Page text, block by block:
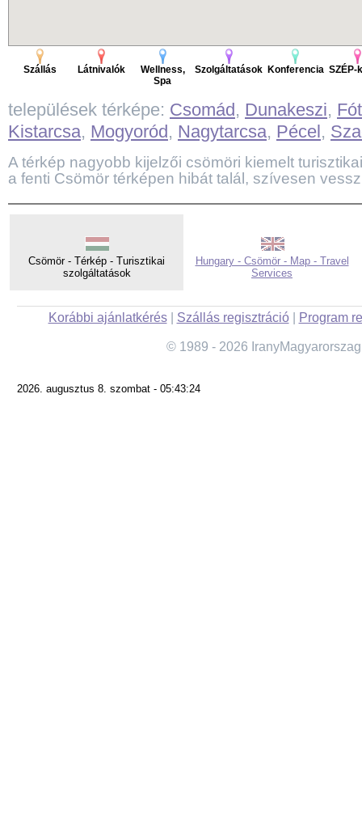
Szállás Látnivalók
Wellness,
Spa
Szolgáltatások Konferencia SZÉP-
települések térképe: Csomád, Dunakeszi, Fót
Kistarcsa, Mogyoród, Nagytarcsa, Pécel,
A térkép nagyobb kijelzői csömöri kiemelt
a fenti Csömör térképen hibát talál, szívesen
Csömör - Térkép - Turisztikai
szolgáltatások
Hungary - Csömör - Map - Travel
Services
Korábbi ajánlatkérés| Szállás regisztráció| Program
© 1989 - 2026
2026. augusztus 8. szombat - 05:43:24